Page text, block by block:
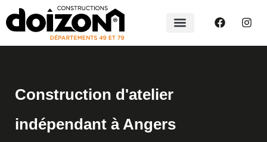
Construction d'atelier
indépendant à Angers